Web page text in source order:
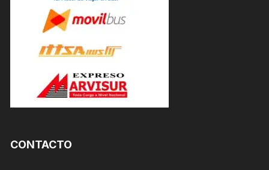
CONTACTO